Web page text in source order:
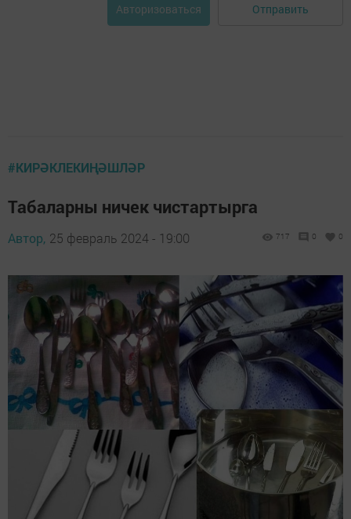
Авторизоваться Отправить
#КИРӘКЛЕКИҢӘШЛӘР
Табаларны ничек чистартырга
Автор, 25 февраль 2024 - 19:00 717 0 0